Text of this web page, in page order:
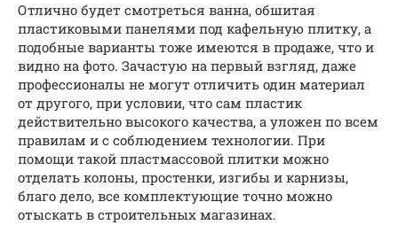
Отлично будет смотреться ванна, обшитая
пластиковыми панелями под кафельную плитку, а
подобные варианты тоже имеются в продаже, что и
видно на фото. Зачастую на первый взгляд, даже
профессионалы не могут отличить один материал
от другого, при условии, что сам пластик
действительно высокого качества, а уложен по всем
правилам и с соблюдением технологии. При
помощи такой пластмассовой плитки можно
отделать колоны, простенки, изгибы и карнизы,
благо дело, все комплектующие точно можно
отыскать в строительных магазинах.